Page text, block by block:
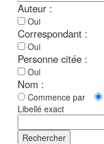
Auteur :
Oui
Correspondant :
Oui
Personne citée :
Oui
Nom :
Commence par
Libellé exact
Rechercher